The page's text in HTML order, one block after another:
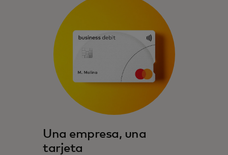
Una empresa, una
tarjeta